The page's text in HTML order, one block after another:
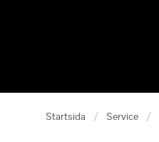
Startsida / Service /